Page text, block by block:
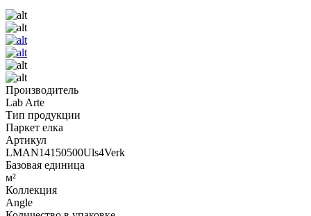
Производитель
Lab Arte
Тип продукции
Паркет елка
Артикул
LMAN14150500Uls4Verk
Базовая единица
м²
Коллекция
Angle